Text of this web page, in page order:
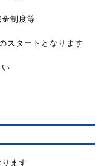
制度等
スタートとなります
ます